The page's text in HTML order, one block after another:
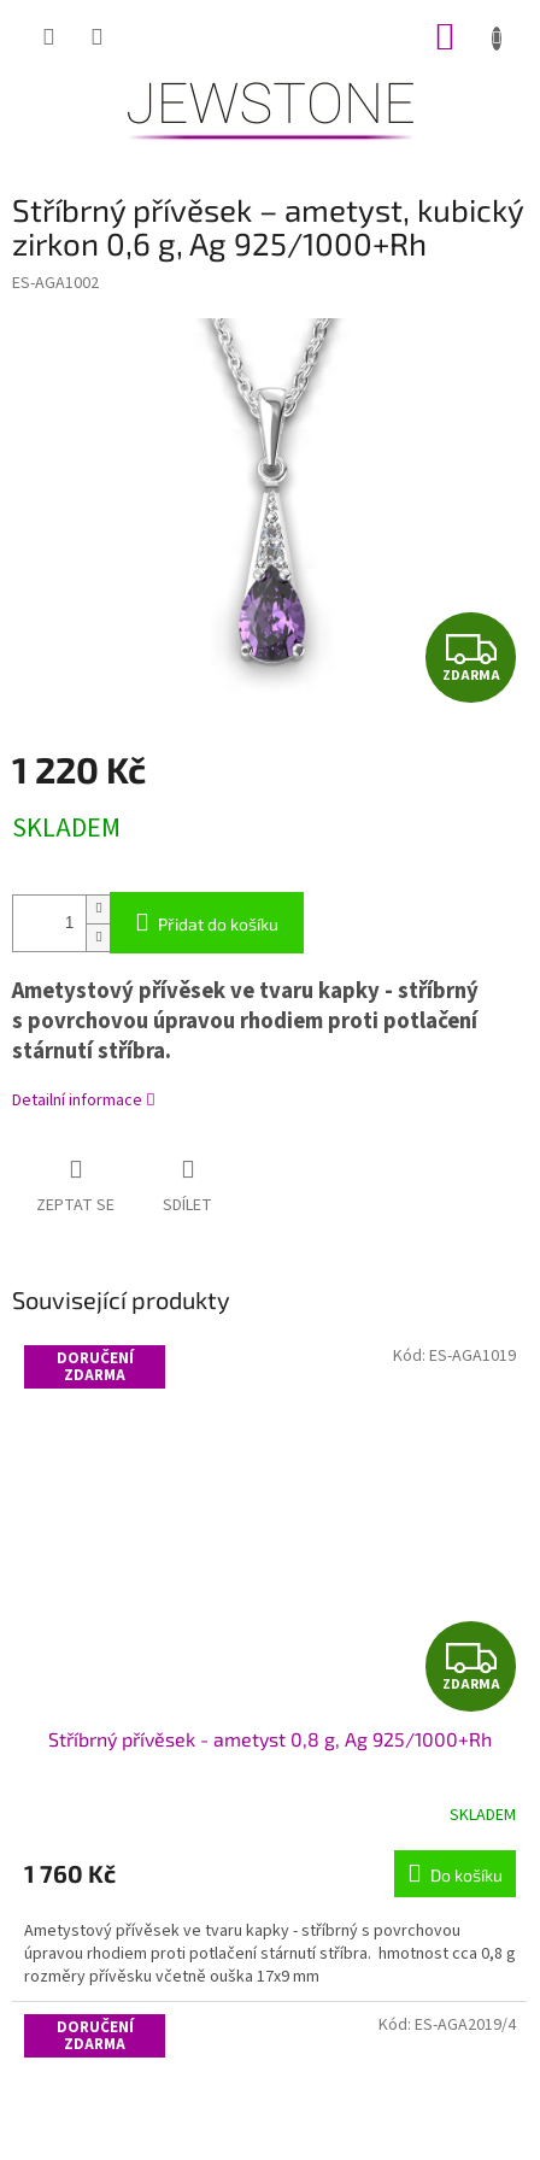
Stříbrný přívěsek – ametyst, kubický
zirkon 0,6 g, Ag 925/1000+Rh
ES-AGA1002
Z
D
ZDARMA
1 220 Kč
cena:
SKLADEM
Přidat do košíku
Ametystový přívěsek ve tvaru kapky - stříbrný
s povrchovou úpravou rhodiem proti potlačení
stárnutí stříbra.
Detailní informace
ZEPTAT SE SDÍLET
Související produkty
DORUČENÍ
ZDARMA
Z
D
R
M
A
ZDARMA
Stříbrný přívěsek - ametyst 0,8 g, Ag 925/1000+Rh
SKLADEM
1 760 Kč Do košíku
Ametystový přívěsek ve tvaru kapky - stříbrný s povrchovou
úpravou rhodiem proti potlačení stárnutí stříbra. hmotnost cca 0,8 g
rozměry přívěsku včetně ouška 17x9 mm
Kód: ES-AGA1019
DORUČENÍ
ZDARMA
Kód: ES-AGA2019/4